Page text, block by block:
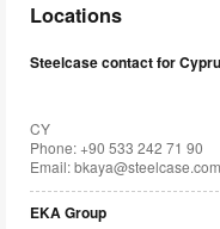
Locations
Steelcase contact for
CY
Phone: +90 533 242 71 90
Email:bkaya@steelcase.com
EKA Group